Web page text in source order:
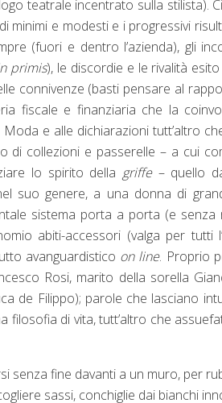
teatrale incentrato sulla stilista).
minimi e modesti e i progressivi
(fuori e dentro l’azienda), gli
primis), le discordie e le rivalità
connivenze (basti pensare al
fiscale e finanziaria che la
e alle dichiarazioni tutt’altro
di collezioni e passerelle – a cui
lo spirito della griffe– quello
suo genere, a una donna di
sistema porta a porta (e senza
abiti-accessori (valga per tutti
avanguardistico on line. Proprio
Rosi, marito della sorella
de Filippo); parole che lasciano
filosofia di vita, tutt’altro che
senza fine davanti a un muro, per
sassi, conchiglie dai bianchi